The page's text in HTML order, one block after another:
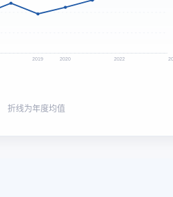
2019 2020 2022
折线为年度均值